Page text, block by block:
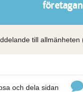
till allmänheten
och dela sidan